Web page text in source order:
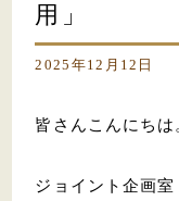
用」
2025年12月12日
皆さんこんにちは
ジョイント企画